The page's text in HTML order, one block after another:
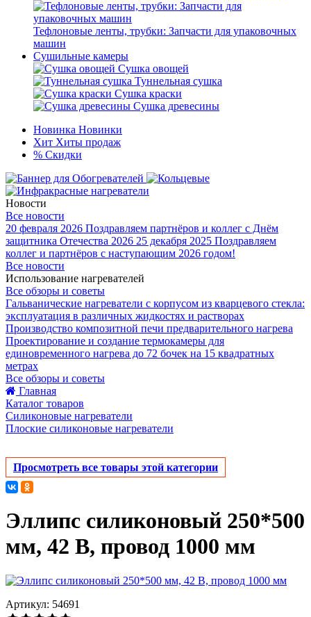
Тефлоновые ленты, трубки: Запчасти для упаковочных
машин
Сушильные камеры
Сушка овощей
Туннельная сушка
Сушка краски
Сушка древесины
Новинка Новинки
Хит Хиты продаж
% Скидки
Новости
Все новости
20 февраля 2026 Поздравляем партнёров и коллег с Днём
защитника Отечества 2026 25 декабря 2025 Поздравляем
коллег и партнёров с наступающим 2026 годом!
Все новости
Использование нагревателей
Все обзоры и советы
Гальванические нагреватели с корпусом из кварцевого стекла:
эксплуатация в различных жидкостях и растворах
Производство композитной печи предварительного нагрева
Проектирование и создание термокамеры для
единовременного нагрева до 72 бочек на 15 квадратных
метрах
Все обзоры и советы
Главная
Каталог товаров
Силиконовые нагреватели
Плоские силиконовые нагреватели
Просмотреть все товары этой категории
Эллипс силиконовый 250*500
мм, 42 В, провод 1000 мм
Артикул: 54691